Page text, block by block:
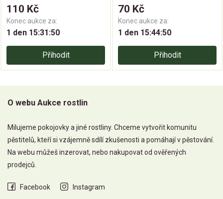
110 Kč
Konec aukce za:
1 den 15:31:50
Přihodit
70 Kč
Konec aukce za:
1 den 15:44:50
Přihodit
O webu Aukce rostlin
Milujeme pokojovky a jiné rostliny. Chceme vytvořit komunitu
pěstitelů, kteří si vzájemně sdílí zkušenosti a pomáhají v pěstování.
Na webu můžeš inzerovat, nebo nakupovat od ověřených
prodejců.
Facebook Instagram